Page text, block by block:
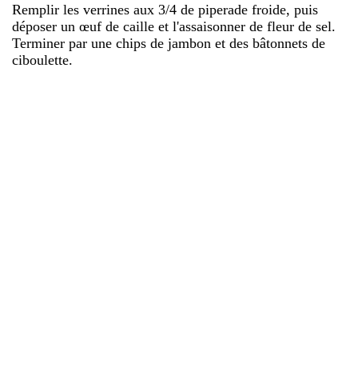
Remplir les verrines aux 3/4 de piperade froide, puis
déposer un œuf de caille et l'assaisonner de fleur de sel.
Terminer par une chips de jambon et des bâtonnets de
ciboulette.